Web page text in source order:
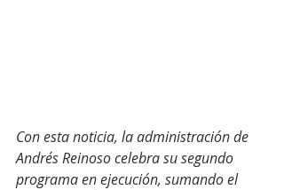
Con esta noticia, la administración de
Andrés Reinoso celebra su segundo
programa en ejecución, sumando el